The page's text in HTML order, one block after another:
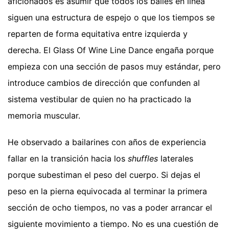
siguen una estructura de espejo o que los tiempos se
reparten de forma equitativa entre izquierda y
derecha. El Glass Of Wine Line Dance engaña porque
empieza con una sección de pasos muy estándar, pero
introduce cambios de dirección que confunden al
sistema vestibular de quien no ha practicado la
memoria muscular.
He observado a bailarines con años de experiencia
fallar en la transición hacia los shuffles laterales
porque subestiman el peso del cuerpo. Si dejas el
peso en la pierna equivocada al terminar la primera
sección de ocho tiempos, no vas a poder arrancar el
siguiente movimiento a tiempo. No es una cuestión de